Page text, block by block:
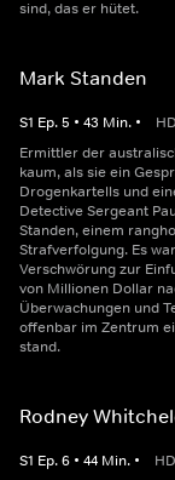
sind, das er hütet.
Mark Standen
S1 Ep.5 • 43 Min. • HD
Ermittler der
kaum, als sie ein
Drogenkartells und
Detective Sergeant
Standen, einem
Strafverfolgung. Es
Verschwörung zur
von Millionen Dollar
Überwachungen und
offenbar im Zentrum
stand.
Rodney
S1 Ep.6 • 44 Min. • HD